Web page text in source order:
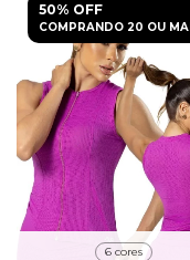
50% OFF
COMPRANDO 20 OU
6 cores